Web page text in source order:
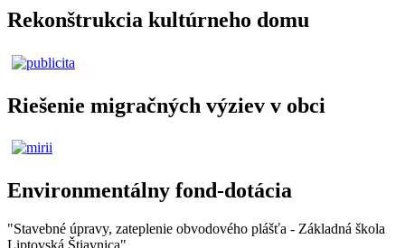
Rekonštrukcia kultúrneho domu
Riešenie migračných výziev v obci
Environmentálny fond-dotácia
"Stavebné úpravy, zateplenie obvodového plášťa - Základná škola